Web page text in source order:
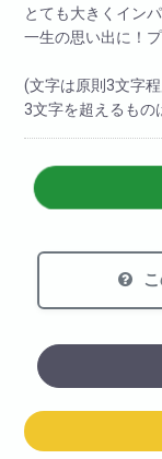
とても大きくイン
一生の思い出に！
(文字は原則3文字
3文字を超えるもの